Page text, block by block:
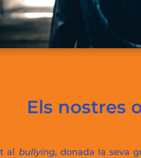
Els nostres
al bullying, donada la seva